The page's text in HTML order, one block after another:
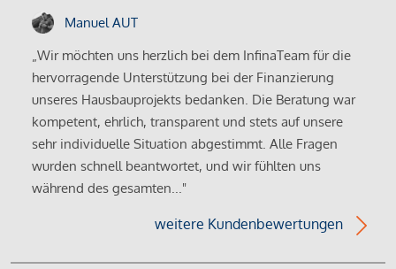
Manuel AUT
„Wir möchten uns herzlich bei dem InfinaTeam für die
hervorragende Unterstützung bei der Finanzierung
unseres Hausbauprojekts bedanken. Die Beratung war
kompetent, ehrlich, transparent und stets auf unsere
sehr individuelle Situation abgestimmt. Alle Fragen
wurden schnell beantwortet, und wir fühlten uns
während des gesamten..."
weitere Kundenbewertungen